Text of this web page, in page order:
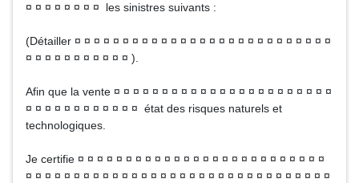
¤ ¤ ¤ ¤ ¤ ¤ ¤ ¤ les sinistres suivants :
(Détailler ¤ ¤ ¤ ¤ ¤ ¤ ¤ ¤ ¤ ¤ ¤ ¤ ¤ ¤ ¤ ¤ ¤ ¤ ¤ ¤ ¤ ¤ ¤ ¤ ¤ ¤ ¤
¤ ¤ ¤ ¤ ¤ ¤ ¤ ¤ ¤ ¤ ¤ ).
Afin que la vente ¤ ¤ ¤ ¤ ¤ ¤ ¤ ¤ ¤ ¤ ¤ ¤ ¤ ¤ ¤ ¤ ¤ ¤ ¤ ¤ ¤ ¤ ¤
¤ ¤ ¤ ¤ ¤ ¤ ¤ ¤ ¤ ¤ ¤ ¤ état des risques naturels et
technologiques.
Je certifie ¤ ¤ ¤ ¤ ¤ ¤ ¤ ¤ ¤ ¤ ¤ ¤ ¤ ¤ ¤ ¤ ¤ ¤ ¤ ¤ ¤ ¤ ¤ ¤ ¤ ¤
¤ ¤ ¤ ¤ ¤ ¤ ¤ ¤ ¤ ¤ ¤ ¤ ¤ ¤ ¤ ¤ ¤ ¤ ¤ ¤ ¤ ¤ ¤ ¤ ¤ ¤ ¤ ¤ ¤ ¤ ¤ ¤